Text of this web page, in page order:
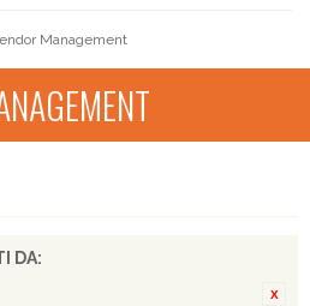
Management
DA: